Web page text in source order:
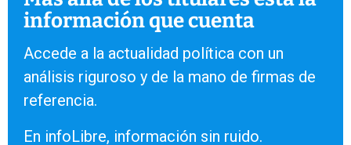
información que cuenta
Accede a la actualidad política con un
análisis riguroso y de la mano de firmas de
referencia.
En infoLibre, información sin ruido.